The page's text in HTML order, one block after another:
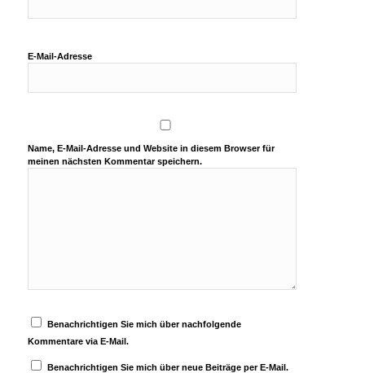
E-Mail-Adresse
Name, E-Mail-Adresse und Website in diesem Browser für
meinen nächsten Kommentar speichern.
Benachrichtigen Sie mich über nachfolgende
Kommentare via E-Mail.
Benachrichtigen Sie mich über neue Beiträge per E-Mail.